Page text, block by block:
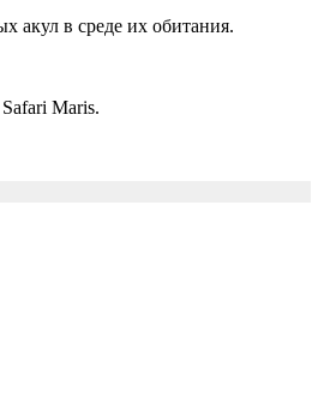
акул в среде их обитания.
Maris.